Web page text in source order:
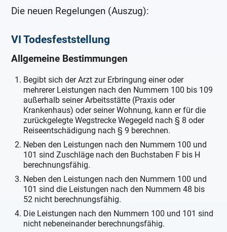
Die neuen Regelungen (Auszug):
VI Todesfeststellung
Allgemeine Bestimmungen
Begibt sich der Arzt zur Erbringung einer oder
mehrerer Leistungen nach den Nummern 100 bis 109
außerhalb seiner Arbeitsstätte (Praxis oder
Krankenhaus) oder seiner Wohnung, kann er für die
zurückgelegte Wegstrecke Wegegeld nach § 8 oder
Reiseentschädigung nach § 9 berechnen.
Neben den Leistungen nach den Nummern 100 und
101 sind Zuschläge nach den Buchstaben F bis H
berechnungsfähig.
Neben den Leistungen nach den Nummern 100 und
101 sind die Leistungen nach den Nummern 48 bis
52 nicht berechnungsfähig.
Die Leistungen nach den Nummern 100 und 101 sind
nicht nebeneinander berechnungsfähig.